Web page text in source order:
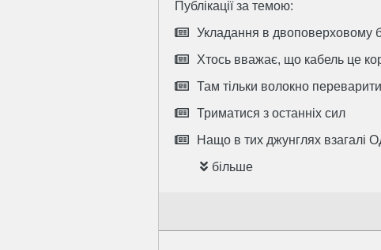
Публікації за темою:
Укладання в двоповерховому
Хтось вважає, що кабель це
Там тільки волокно
Триматися з останніх сил
Нащо в тих джунглях взагалі
більше